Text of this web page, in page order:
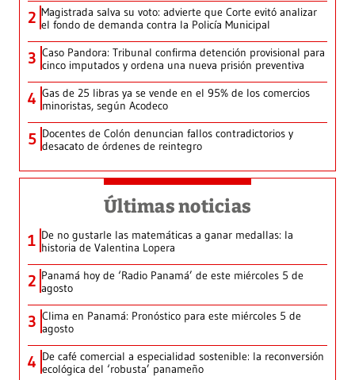
2 Magistrada salva su voto: advierte que Corte evitó analizar
el fondo de demanda contra la Policía Municipal
3 Caso Pandora: Tribunal confirma detención provisional para
cinco imputados y ordena una nueva prisión preventiva
4 Gas de 25 libras ya se vende en el 95% de los comercios
minoristas, según Acodeco
5 Docentes de Colón denuncian fallos contradictorios y
desacato de órdenes de reintegro
Últimas noticias
1 De no gustarle las matemáticas a ganar medallas: la
historia de Valentina Lopera
2 Panamá hoy de ‘Radio Panamá’ de este miércoles 5 de
agosto
3 Clima en Panamá: Pronóstico para este miércoles 5 de
agosto
4 De café comercial a especialidad sostenible: la reconversión
ecológica del ‘robusta’ panameño